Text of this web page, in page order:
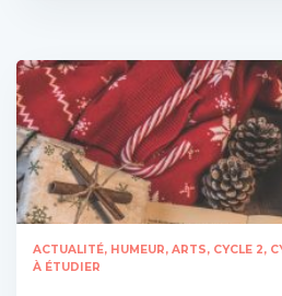
ACTUALITÉ, HUMEUR ARTS CYCLE 2
À ÉTUDIER